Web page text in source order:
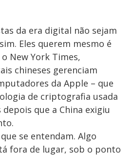
da era digital não sejam
Eles querem mesmo é
New York Times,
chineses gerenciam
da Apple – que
de criptografia usada
que a China exigiu
se entendam. Algo
fora de lugar, sob o ponto